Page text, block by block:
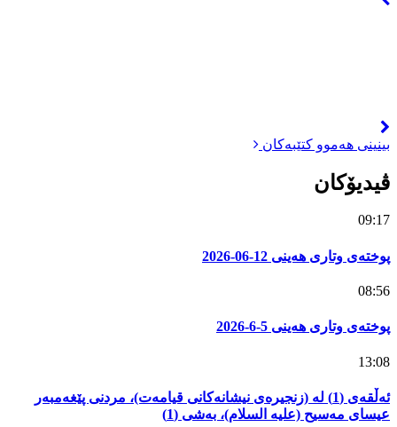
بینینی هەموو کتێبەکان
ڤیدیۆکان
09:17
پوختەی وتاری هەینی 12-06-2026
08:56
پوختەی وتاری هەینی 5-6-2026
13:08
ئەڵقەی (1) لە (زنجیرەی نیشانەکانی قیامەت)، مردنی پێغەمبەر
عیسای مەسیح (علیه السلام)، بەشی (1)